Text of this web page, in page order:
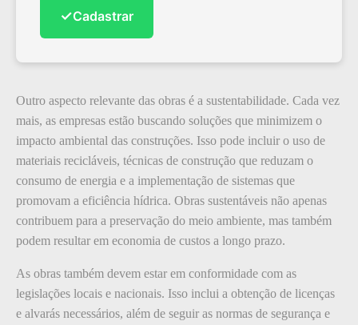
✓Cadastrar
Outro aspecto relevante das obras é a sustentabilidade. Cada vez
mais, as empresas estão buscando soluções que minimizem o
impacto ambiental das construções. Isso pode incluir o uso de
materiais recicláveis, técnicas de construção que reduzam o
consumo de energia e a implementação de sistemas que
promovam a eficiência hídrica. Obras sustentáveis não apenas
contribuem para a preservação do meio ambiente, mas também
podem resultar em economia de custos a longo prazo.
As obras também devem estar em conformidade com as
legislações locais e nacionais. Isso inclui a obtenção de licenças
e alvarás necessários, além de seguir as normas de segurança e